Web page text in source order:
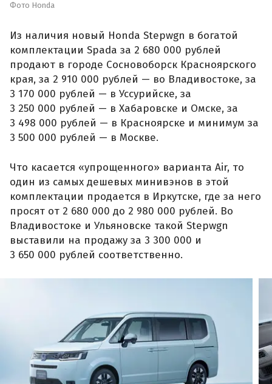
Фото Honda
Из наличия новый Honda Stepwgn в богатой
комплектации Spada за 2 680 000 рублей
продают в городе Сосновоборск Красноярского
края, за 2 910 000 рублей — во Владивостоке, за
3 170 000 рублей — в Уссурийске, за
3 250 000 рублей — в Хабаровске и Омске, за
3 498 000 рублей — в Красноярске и минимум за
3 500 000 рублей — в Москве.
Что касается «упрощенного» варианта Air, то
один из самых дешевых минивэнов в этой
комплектации продается в Иркутске, где за него
просят от 2 680 000 до 2 980 000 рублей. Во
Владивостоке и Ульяновске такой Stepwgn
выставили на продажу за 3 300 000 и
3 650 000 рублей соответственно.